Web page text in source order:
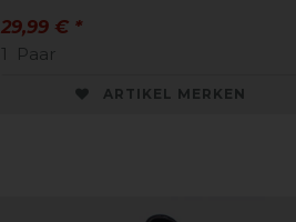
29,99 € *
1
Paar
ARTIKEL MERKEN